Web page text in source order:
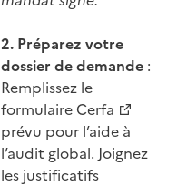
2. Préparez votre
dossier de demande :
Remplissez le
formulaire Cerfa
prévu pour l’aide à
l’audit global. Joignez
les justificatifs